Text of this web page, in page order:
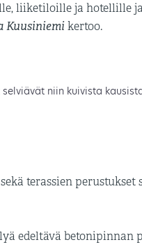
liiketiloille ja hotellille
Kuusiniemi kertoo.
niin kuivista
terassien
edeltävä betonipinnan